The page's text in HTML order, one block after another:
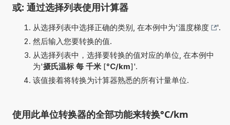
或: 通过选择列表使用计算器
从选择列表中选择正确的类别, 在本例中为'溫度梯度
'.
然后输入您要转换的值.
从选择列表中，选择要转换的值对应的单位, 在本例中
为'摄氏温标 每 千米[°C/km]'.
该值接着将转换为计算器熟悉的所有计量单位.
使用此单位转换器的全部功能来转换°C/km